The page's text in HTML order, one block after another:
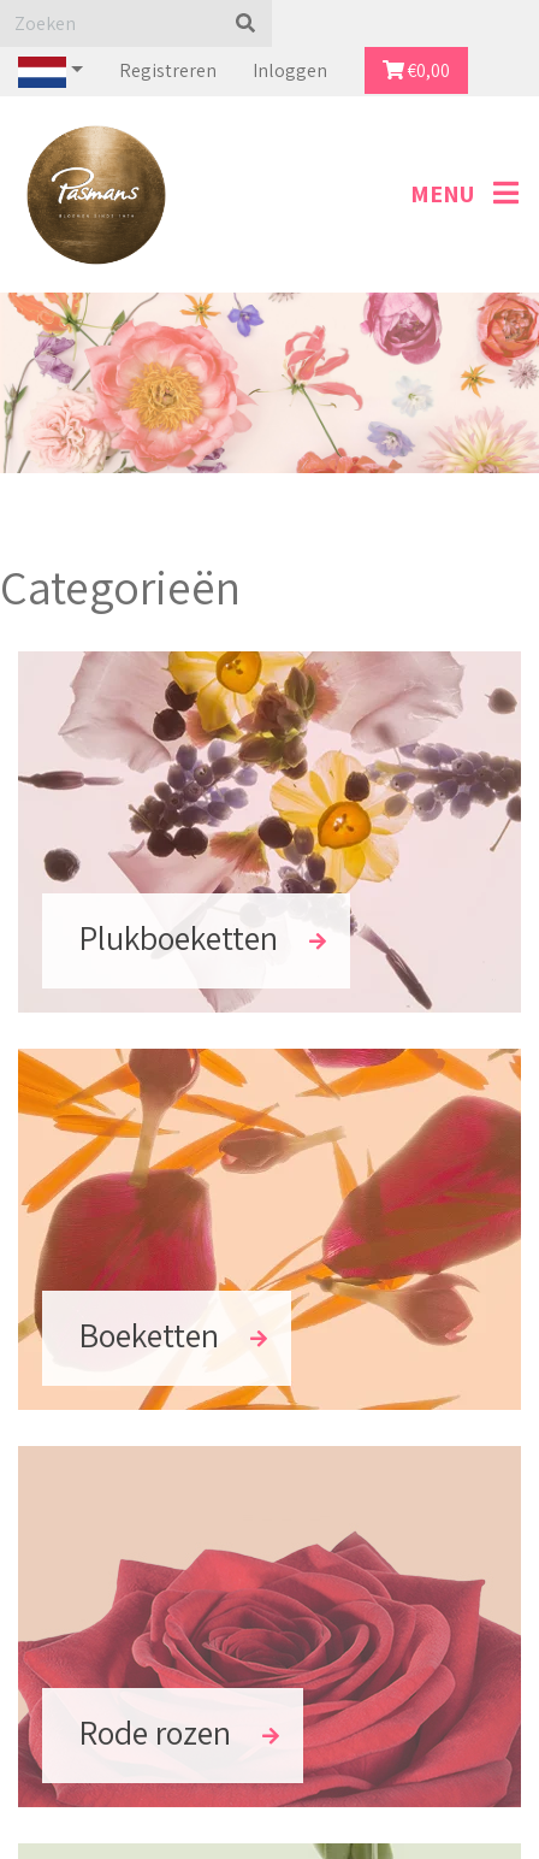
Registreren Inloggen €0,00
Categorieën
Plukboeketten
Boeketten
Rode rozen